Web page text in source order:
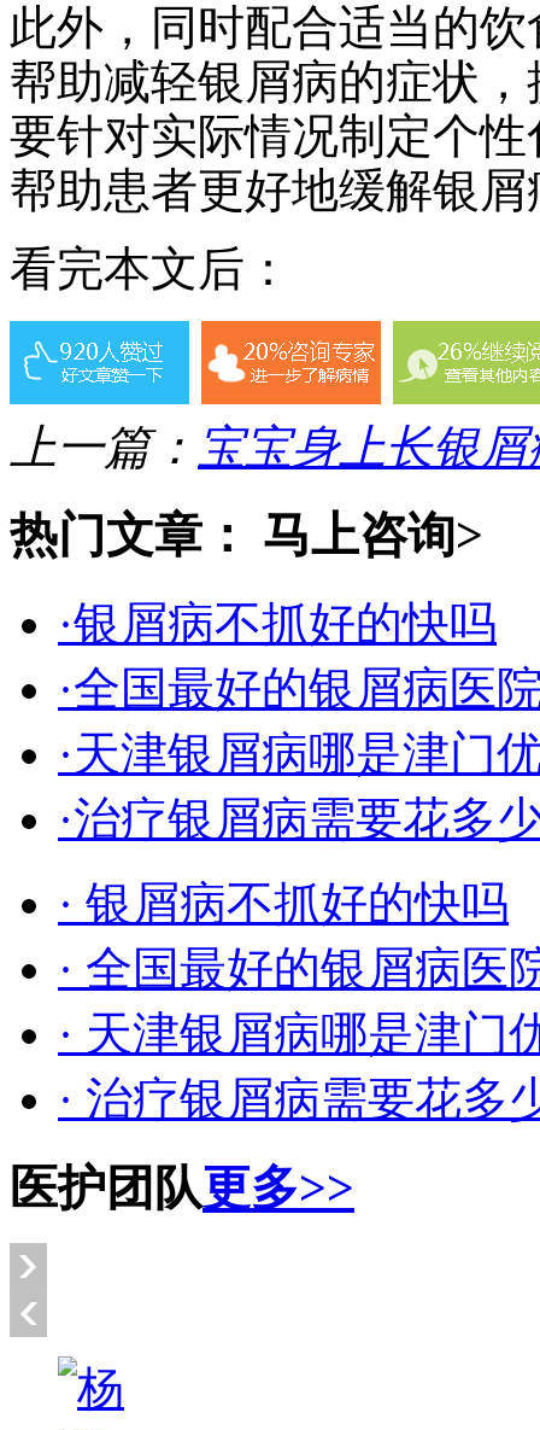
此外，同时配合适当的
帮助减轻银屑病的症状
要针对实际情况制定个
帮助患者更好地缓解银
看完本文后：
上一篇： 宝宝身上长银屑
热门文章： 马上咨询>
·银屑病不抓好的快吗
·全国最好的银屑病医
·天津银屑病哪是津门
·治疗银屑病需要花多
· 银屑病不抓好的快吗
· 全国最好的银屑病医
· 天津银屑病哪是津门
· 治疗银屑病需要花多
医护团队更多>>